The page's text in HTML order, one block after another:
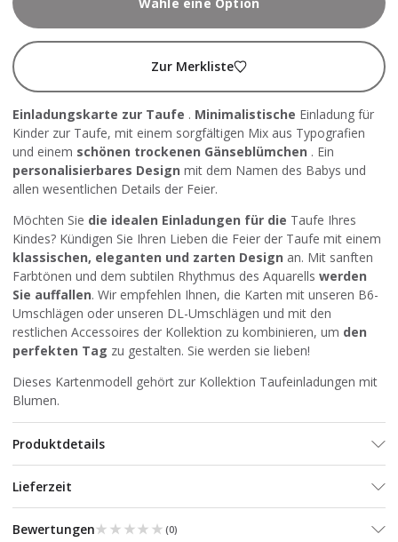
Zur Merkliste
Einladungskarte zur Taufe . Minimalistische Einladung für
Kinder zur Taufe, mit einem sorgfältigen Mix aus Typografien
und einem schönen trockenen Gänseblümchen . Ein
personalisierbares Design mit dem Namen des Babys und
allen wesentlichen Details der Feier.
Möchten Sie die idealen Einladungen für die Taufe Ihres
Kindes? Kündigen Sie Ihren Lieben die Feier der Taufe mit einem
klassischen, eleganten und zarten Design an. Mit sanften
Farbtönen und dem subtilen Rhythmus des Aquarells werden
Sie auffallen. Wir empfehlen Ihnen, die Karten mit unseren B6-
Umschlägen oder unseren DL-Umschlägen und mit den
restlichen Accessoires der Kollektion zu kombinieren, um den
perfekten Tag zu gestalten. Sie werden sie lieben!
Dieses Kartenmodell gehört zur Kollektion Taufeinladungen mit
Blumen.
Produktdetails
Lieferzeit
Bewertungen★★★★★
★★★★★ (0)